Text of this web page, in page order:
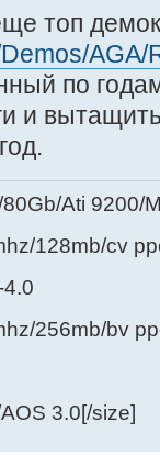
топ
AGA/
по
и
Ati 9200/
128mb/cv
256mb/bv
3.0[/size]